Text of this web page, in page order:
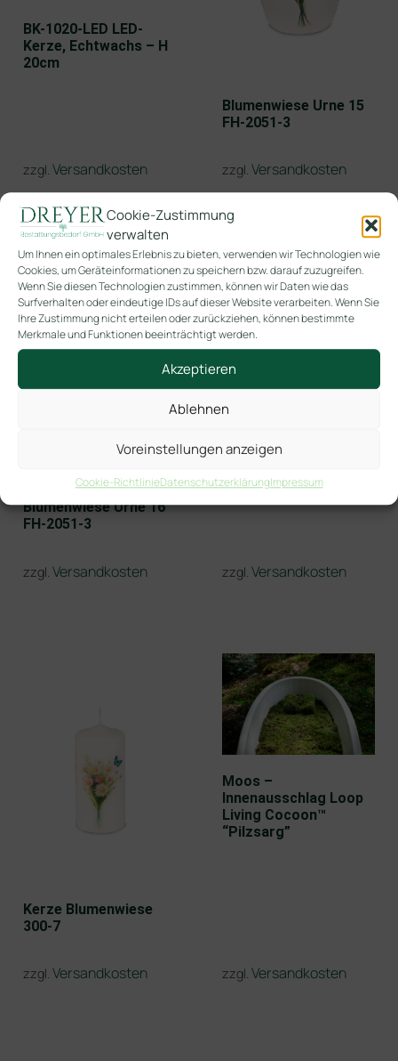
Cookie-Zustimmung
verwalten
Um Ihnen ein optimales Erlebnis zu bieten, verwenden wir Technologien wie
Cookies, um Geräteinformationen zu speichern bzw. darauf zuzugreifen.
Wenn Sie diesen Technologien zustimmen, können wir Daten wie das
Surfverhalten oder eindeutige IDs auf dieser Website verarbeiten. Wenn Sie
Ihre Zustimmung nicht erteilen oder zurückziehen, können bestimmte
Merkmale und Funktionen beeinträchtigt werden.
Akzeptieren
Ablehnen
Voreinstellungen anzeigen
Cookie-RichtlinieDatenschutzerklärungImpressum
BK-1020-LED LED-
Kerze, Echtwachs – H
20cm
zzgl. Versandkosten
Blumenwiese Urne 15
FH-2051-3
zzgl. Versandkosten
Blumenwiese Urne 16
FH-2051-3
zzgl. Versandkosten
für LED-Kerze,
zzgl. Versandkosten
Kerze Blumenwiese
300-7
zzgl. Versandkosten
Moos –
Innenausschlag Loop
Living Cocoon™
“Pilzsarg”
zzgl. Versandkosten